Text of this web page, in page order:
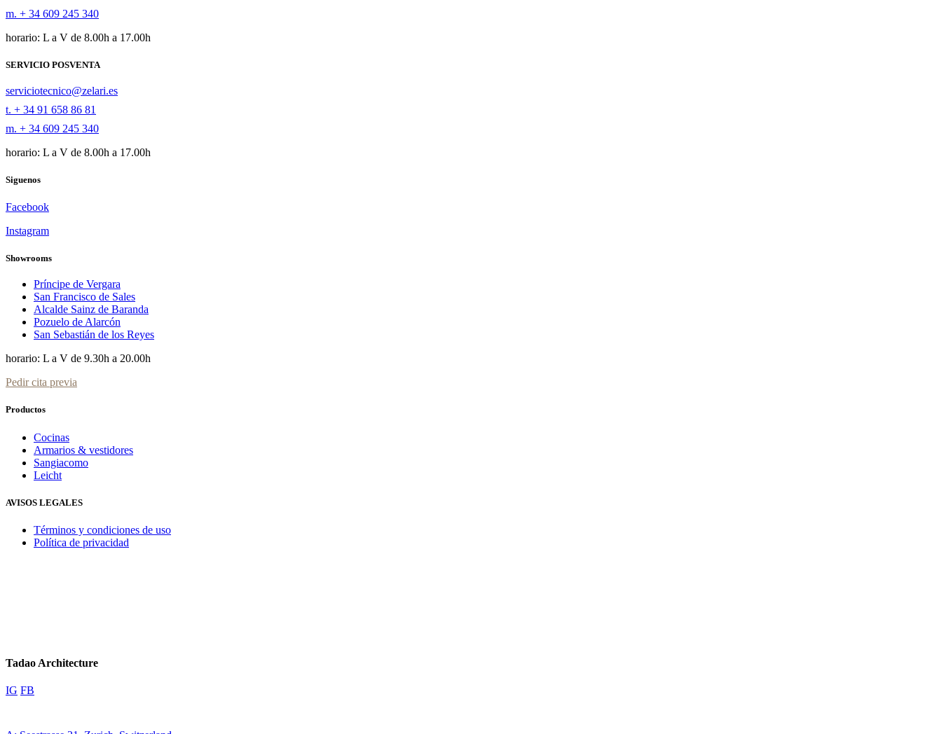
m. + 34 609 245 340
horario: L a V de 8.00h a 17.00h
SERVICIO POSVENTA
serviciotecnico@zelari.es
t. + 34 91 658 86 81
m. + 34 609 245 340
horario: L a V de 8.00h a 17.00h
Siguenos
Facebook
Instagram
Showrooms
Príncipe de Vergara
San Francisco de Sales
Alcalde Sainz de Baranda
Pozuelo de Alarcón
San Sebastián de los Reyes
horario: L a V de 9.30h a 20.00h
Pedir cita previa
Productos
Cocinas
Armarios & vestidores
Sangiacomo
Leicht
AVISOS LEGALES
Términos y condiciones de uso
Política de privacidad
Tadao Architecture
IG FB